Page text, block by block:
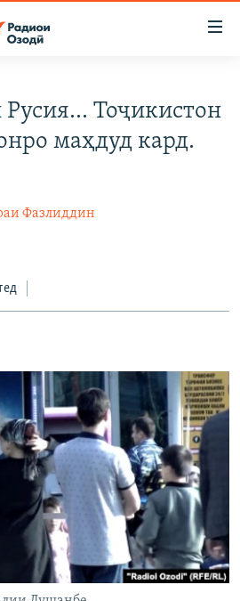
Русия... Тоҷикистон
маҳдуд кард.
Фазлиддин